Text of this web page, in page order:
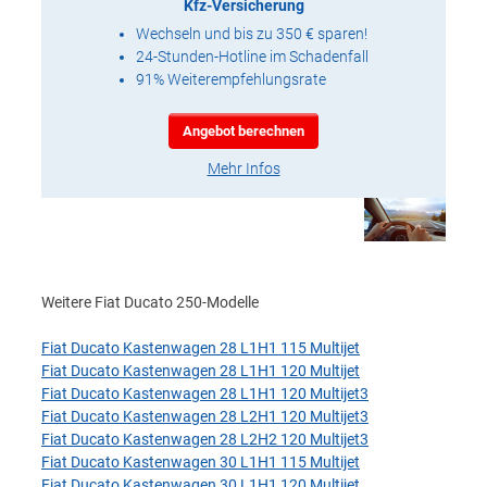
Kfz-Versicherung
Wechseln und bis zu 350 € sparen!
24-Stunden-Hotline im Schadenfall
91% Weiterempfehlungsrate
Angebot berechnen
Mehr Infos
Weitere Fiat Ducato 250-Modelle
Fiat Ducato Kastenwagen 28 L1H1 115 Multijet
Fiat Ducato Kastenwagen 28 L1H1 120 Multijet
Fiat Ducato Kastenwagen 28 L1H1 120 Multijet3
Fiat Ducato Kastenwagen 28 L2H1 120 Multijet3
Fiat Ducato Kastenwagen 28 L2H2 120 Multijet3
Fiat Ducato Kastenwagen 30 L1H1 115 Multijet